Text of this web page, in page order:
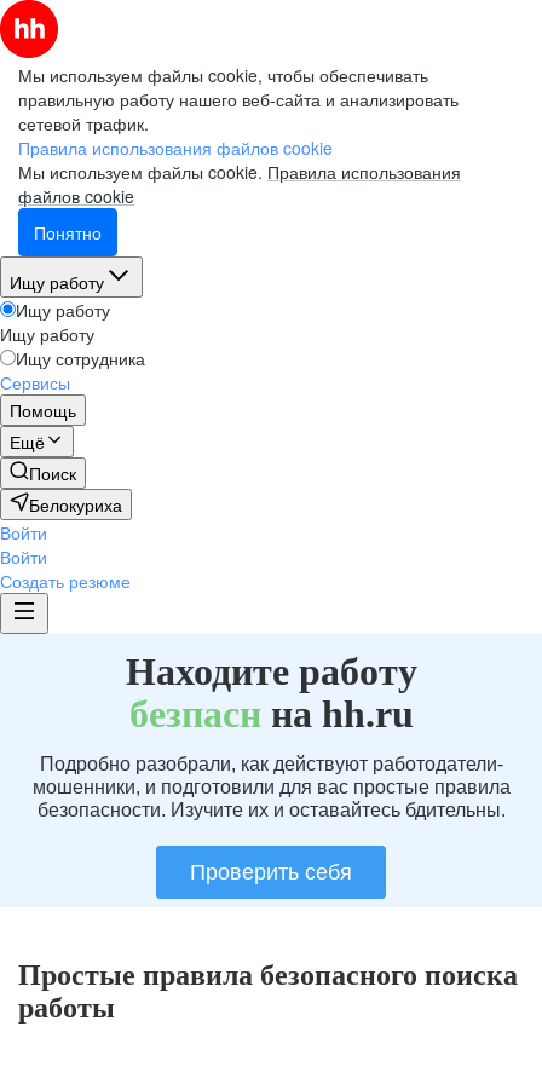
Мы используем файлы cookie, чтобы обеспечивать
правильную работу нашего веб-сайта и анализировать
сетевой трафик.
Правила использования файлов cookie
Мы используем файлы cookie. Правила использования
файлов cookie
Понятно
Ищу работу
Ищу работу
Ищу работу
Ищу сотрудника
Сервисы
Помощь
Ещё
Поиск
Белокуриха
Войти
Войти
Создать резюме
Находите работу
безпаснна hh.ru
Подробно разобрали, как действуют работодатели-
мошенники, и подготовили для вас простые правила
безопасности. Изучите их и оставайтесь бдительны.
Проверить себя
Простые правила безопасного поиска
работы